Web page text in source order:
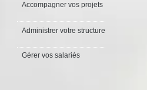
Accompagner vos projets
Administrer votre structure
Gérer vos salariés